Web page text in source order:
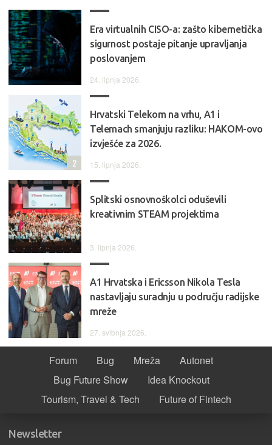
Era virtualnih CISO-a: zašto kibernetička
sigurnost postaje pitanje upravljanja
poslovanjem
24. lipnja 2026.
Hrvatski Telekom na vrhu, A1 i
Telemach smanjuju razliku: HAKOM-ovo
izvješće za 2026.
15. lipnja 2026.
2
Splitski osnovnoškolci oduševili
kreativnim STEAM projektima
3. lipnja 2026.
A1 Hrvatska i Ericsson Nikola Tesla
nastavljaju suradnju u području radijske
mreže
27. svibnja 2026.
Forum Bug Mreža
Autonet
Bug Future Show
Idea Knockout
Tourism, Travel & Tech
Future of Fintech
Newsletter